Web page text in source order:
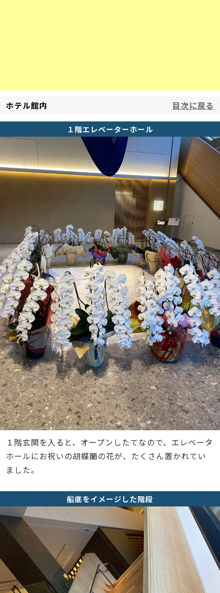
ホテル館内 目次に戻る
１階エレベーターホール
１階玄関を入ると、オープンしたてなので、エレベータ
ホールにお祝いの胡蝶蘭の花が、たくさん置かれてい
ました。
船底をイメージした階段